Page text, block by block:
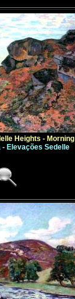
Heights - Morning
- Elevações Sedelle